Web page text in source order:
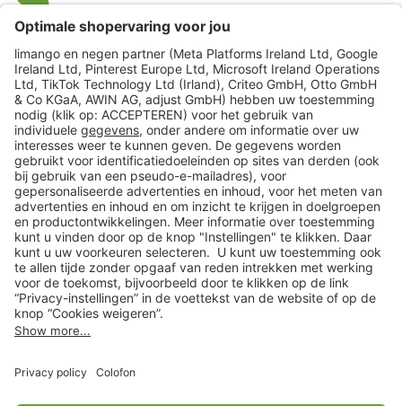
limango
Veilig winkelen
Klantenservice
Shop
Acties